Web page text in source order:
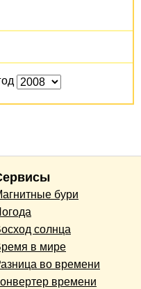
бури
солнца
в мире
во времени
времени